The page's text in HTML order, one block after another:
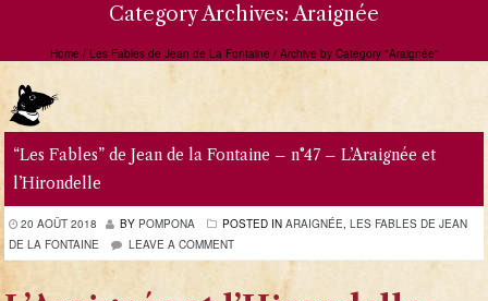
Category Archives:Araignée
Home /Les Fables de Jean de La Fontaine /Archive by Category "Araignée"
“Les Fables” de Jean de la Fontaine – n°47 – L’Araignée et
l’Hirondelle
20 AOÛT 2018 BY POMPONA POSTED IN ARAIGNÉE LES FABLES DE JEAN
DE LA FONTAINE
LEAVE A COMMENT